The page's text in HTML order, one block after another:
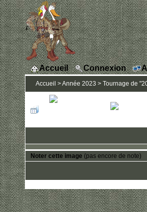
Accueil Connexion
Accueil >Année 2023 > Tournage de
Noter cette image (pas encore de note)